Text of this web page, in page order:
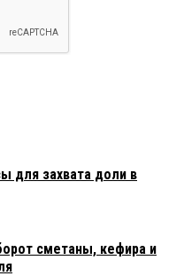
для захвата доли в
сметаны, кефира и